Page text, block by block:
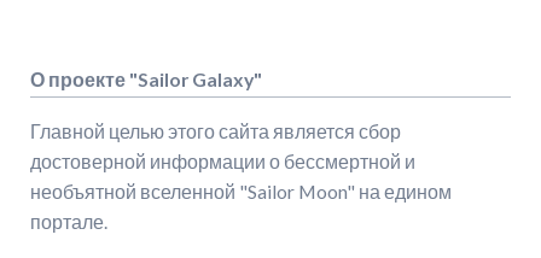
О проекте "Sailor Galaxy"
Главной целью этого сайта является сбор
достоверной информации о бессмертной и
необъятной вселенной "Sailor Moon" на едином
портале.